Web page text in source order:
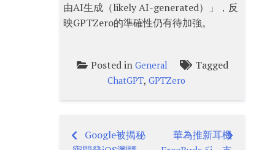
由AI生成（likely AI-generated）」，反
映GPTZero的準確性仍有待加強。
Posted in General Tagged
ChatGPT, GPTZero
Post
Google被揭秘
華為推新耳機